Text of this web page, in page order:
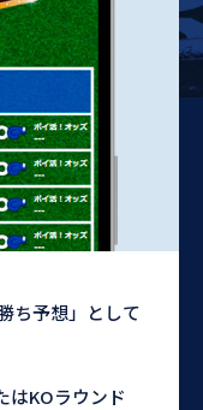
ち予想」として
はKOラウンド